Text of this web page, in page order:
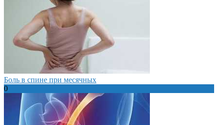
Боль в спине при месячных
0